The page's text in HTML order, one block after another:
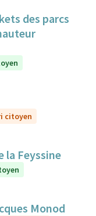
des parcs
citoyen
la Feyssine
Monod